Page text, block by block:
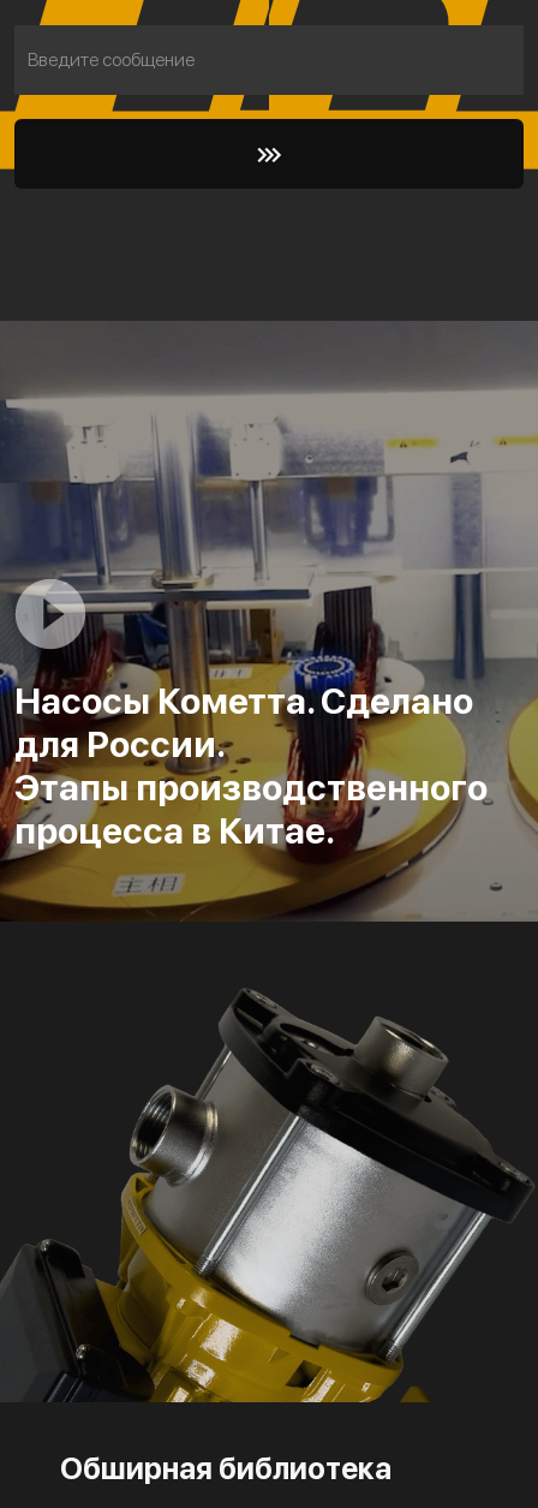
Введите сообщение
Насосы Кометта. Сделано
для России.
Этапы производственного
процесса в Китае.
Обширная библиотека